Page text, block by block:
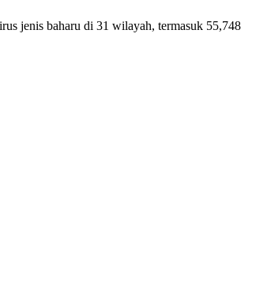
jenis baharu di 31 wilayah, termasuk 55,748